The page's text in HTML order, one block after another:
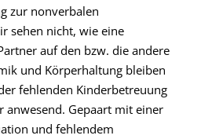
zur nonverbalen
sehen nicht, wie eine
auf den bzw. die andere
und Körperhaltung bleiben
fehlenden Kinderbetreuung
anwesend. Gepaart mit einer
und fehlendem